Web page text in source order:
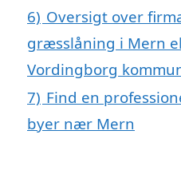
6) Oversigt over
græsslåning i Mern
Vordingborg
7) Find en
byer nær Mern